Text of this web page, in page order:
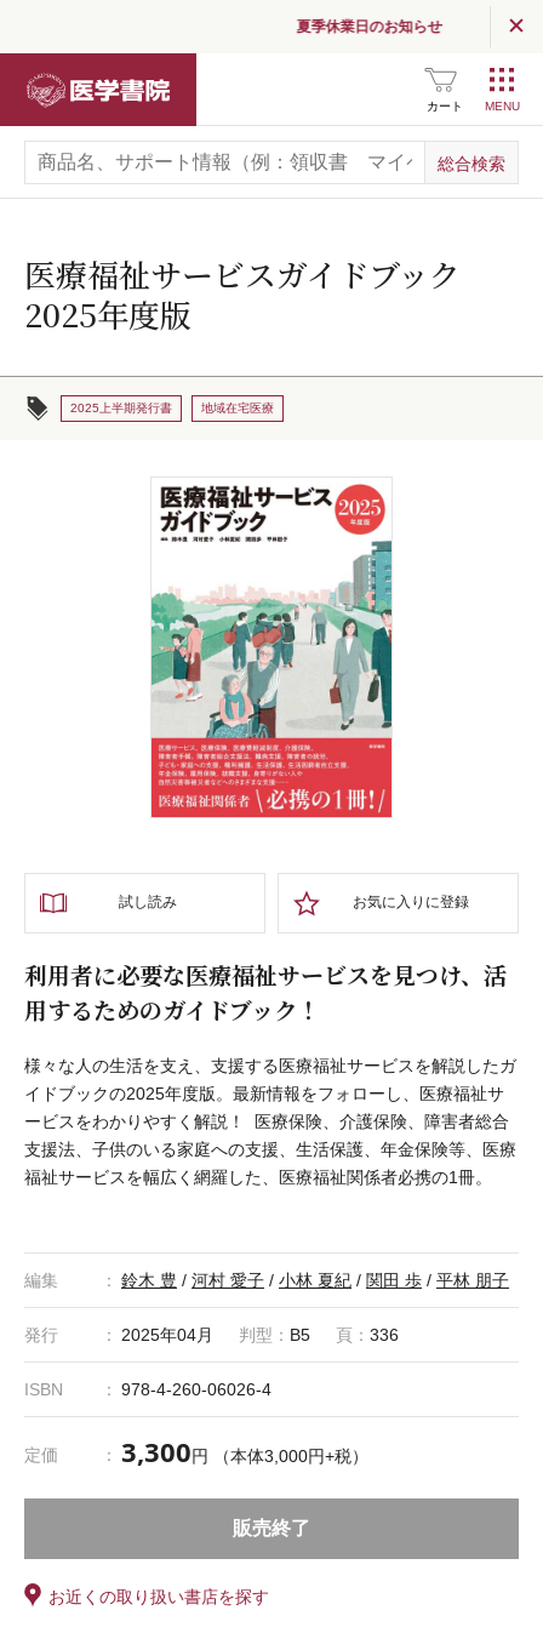
夏季休業日のお知らせ
カート
医療福祉サービスガイドブック
2025年度版
2025上半期発行書 地域在宅医療
試し読み お気に入りに登録
利用者に必要な医療福祉サービスを見つけ、活
用するためのガイドブック！
様々な人の生活を支え、支援する医療福祉サービスを解説したガ
イドブックの2025年度版。最新情報をフォローし、医療福祉サ
ービスをわかりやすく解説！ 医療保険、介護保険、障害者総合
支援法、子供のいる家庭への支援、生活保護、年金保険等、医療
福祉サービスを幅広く網羅した、医療福祉関係者必携の1冊。
編集 鈴木 豊 / 河村 愛子 / 小林 夏紀 / 関田 歩 / 平林 朋子
発行 2025年04月 判型： B5 頁： 336
ISBN 978-4-260-06026-4
定価 3,300円 （本体3,000円+税）
販売終了
お近くの取り扱い書店を探す